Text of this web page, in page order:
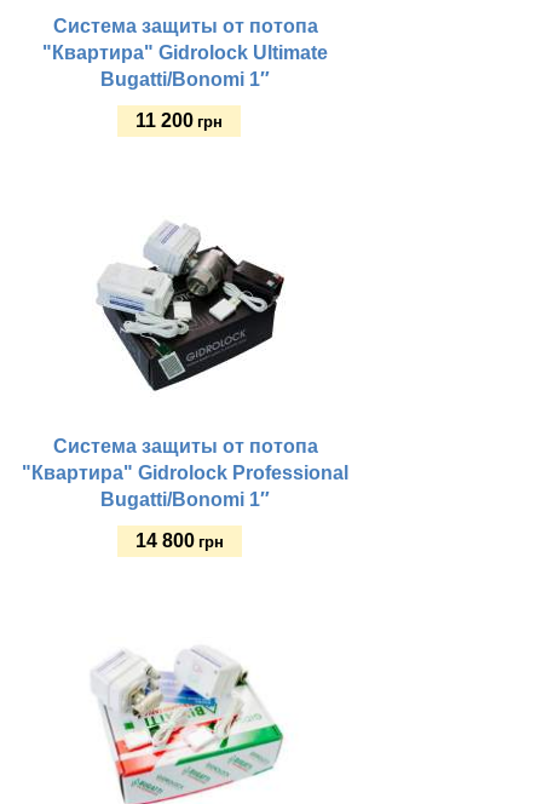
Система защиты от потопа
"Квартира" Gidrolock Ultimate
Bugatti/Bonomi 1″
11 200 грн
Система защиты от потопа
"Квартира" Gidrolock Professional
Bugatti/Bonomi 1″
14 800 грн